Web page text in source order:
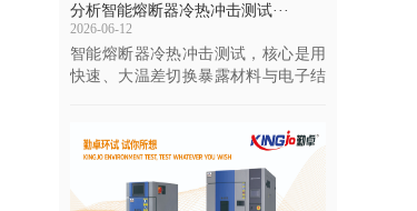
分析智能熔断器冷热冲击测试···
2026-06-12
智能熔断器冷热冲击测试，核心是用
快速、大温差切换暴露材料与电子结